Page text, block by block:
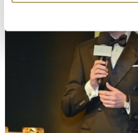
erfassen, welche bis auf einige
bestimmten Merkmalen
Erfahren Sie mehr darüber, wie
verarbeitet werden, und legen Sie
Abschnitt Einzelheitenfest.
Wir verwenden Cookies, um Inhalte
personalisieren, Funktionen für
zu können und die Zugriffe auf